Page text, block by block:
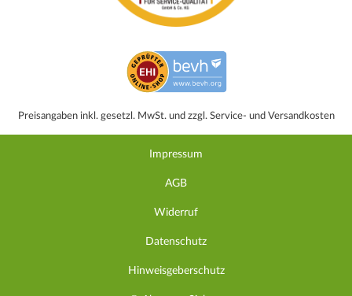
Preisangaben inkl. gesetzl. MwSt. und zzgl. Service- und Versandkosten
Impressum
AGB
Widerruf
Datenschutz
Hinweisgeberschutz